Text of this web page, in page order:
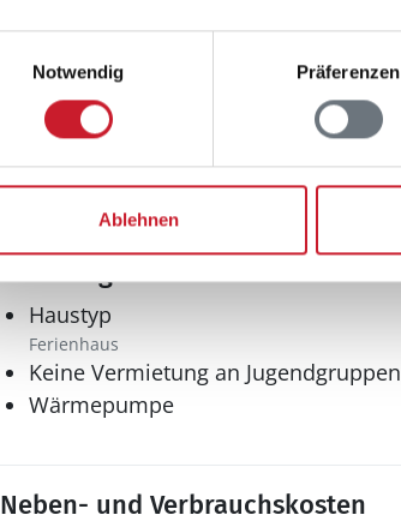
Notwendig
Präferenzen
Ablehnen
Multimedia
Deutsches Fernsehen
Internet
WLAN
Sonstiges
Haustyp
Ferienhaus
Keine Vermietung an Jugendgruppen
Wärmepumpe
Neben- und Verbrauchskosten